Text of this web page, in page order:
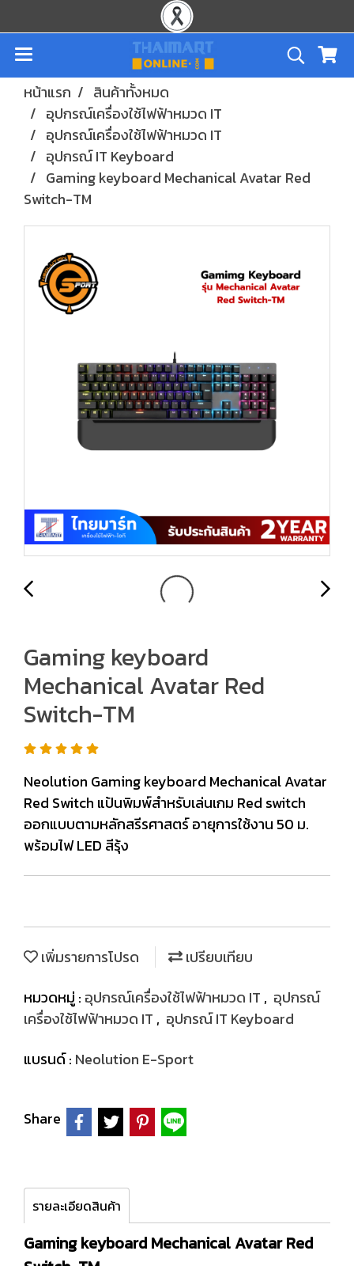
หน้าแรก
สินค้าทั้งหมด
อุปกรณ์เครื่องใช้ไฟฟ้าหมวด IT
อุปกรณ์เครื่องใช้ไฟฟ้าหมวด IT
อุปกรณ์ IT Keyboard
Gaming keyboard Mechanical Avatar Red
Switch-TM
Gaming keyboard
Mechanical Avatar Red
Switch-TM
Neolution Gaming keyboard Mechanical Avatar
Red Switch แป้นพิมพ์สำหรับเล่นเกม Red switch
ออกแบบตามหลักสรีรศาสตร์ อายุการใช้งาน 50 ม.
พร้อมไฟ LED สีรุ้ง
เพิ่มรายการโปรด
เปรียบเทียบ
หมวดหมู่ : อุปกรณ์เครื่องใช้ไฟฟ้าหมวด IT , อุปกรณ์
เครื่องใช้ไฟฟ้าหมวด IT , อุปกรณ์ IT Keyboard
แบรนด์ : Neolution E-Sport
Share
รายละเอียดสินค้า
Gaming keyboard Mechanical Avatar Red